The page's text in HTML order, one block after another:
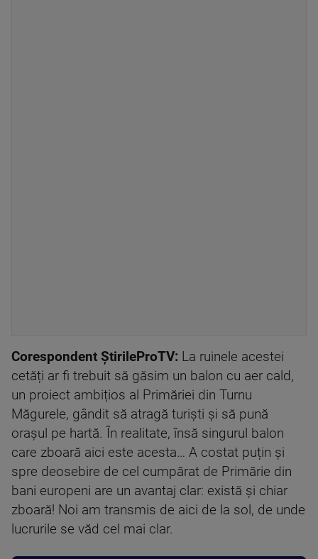
Corespondent ȘtirileProTV: La ruinele acestei
cetăți ar fi trebuit să găsim un balon cu aer cald,
un proiect ambițios al Primăriei din Turnu
Măgurele, gândit să atragă turiști și să pună
orașul pe hartă. În realitate, însă singurul balon
care zboară aici este acesta… A costat puțin și
spre deosebire de cel cumpărat de Primărie din
bani europeni are un avantaj clar: există și chiar
zboară! Noi am transmis de aici de la sol, de unde
lucrurile se văd cel mai clar.